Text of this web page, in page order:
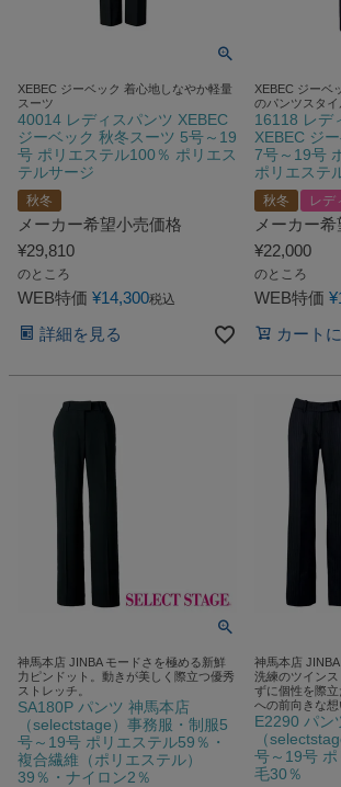
XEBEC ジーベック 着心地しなやか軽量
スーツ
40014 レディスパンツ XEBEC
ジーベック 秋冬スーツ 5号～19
号 ポリエステル100％ ポリエス
テルサージ
秋冬
メーカー希望小売価格
¥29,810
のところ
WEB特価 ¥14,300税込
詳細を見る
XEBEC ジーベ
のパンツスタイ
16118 レデ
XEBEC ジ
7号～19号
ポリエステ
秋冬 レデ
メーカー
¥22,000
のところ
WEB特価 ¥
カート
神馬本店 JINBA モードさを極める新鮮
力ピンドット。動きが美しく際立つ優秀
ストレッチ。
SA180P パンツ 神馬本店
（selectstage）事務服・制服5
号～19号 ポリエステル59％・
複合繊維（ポリエステル）
39％・ナイロン2％
神馬本店
洗練のツイン
ずに個性を際
への前向きな想
E2290 パン
（
号～19号 ポ
毛30％